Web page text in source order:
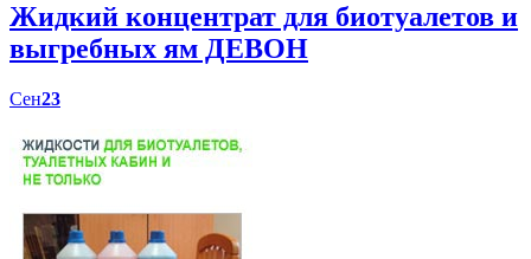
Жидкий концентрат для биотуалетов и
выгребных ям ДЕВОН
Сен23